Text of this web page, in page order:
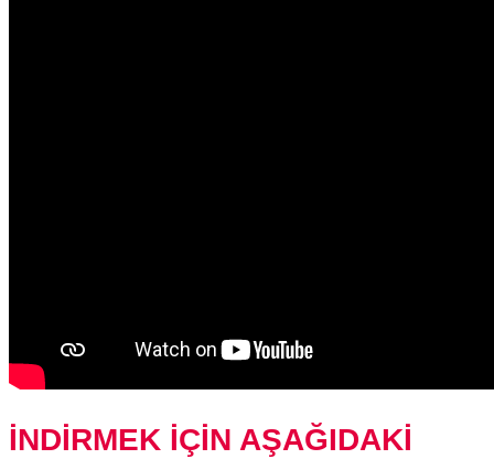
İNDİRMEK İÇİN AŞAĞIDAKİ